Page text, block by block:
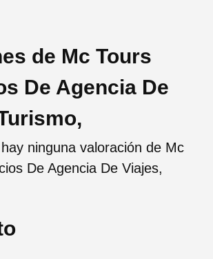
de Mc Tours
De Agencia De
ninguna valoración de Mc
De Agencia De Viajes,